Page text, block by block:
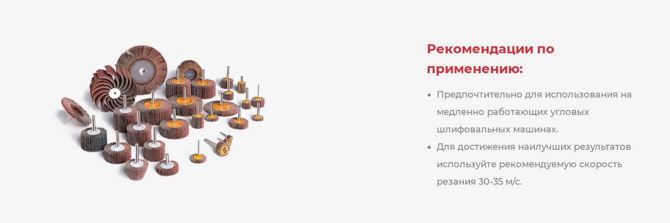
Рекомендации по
применению:
Предпочтительно для использования на
медленно работающих угловых
шлифовальных машинах.
Для достижения наилучших результатов
используйте рекомендуемую скорость
резания 30-35 м/с.